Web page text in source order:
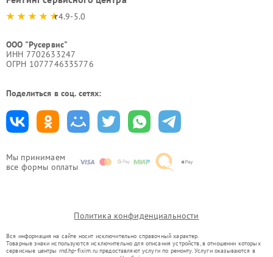
Мы принимаем
все формы оплаты
4.9-5.0
ООО "Русервис"
ИНН 7702633247
ОГРН 1077746335776
Поделиться в соц. сетях:
Политика конфиденциальности
Вся информация на сайте носит исключительно справочный характер.
Товарные знаки используются исключительно для описания устройств, в отношении которых
сервисные центры rnd.hp-fixim.ru предоставляют услуги по ремонту. Услуги оказываются в